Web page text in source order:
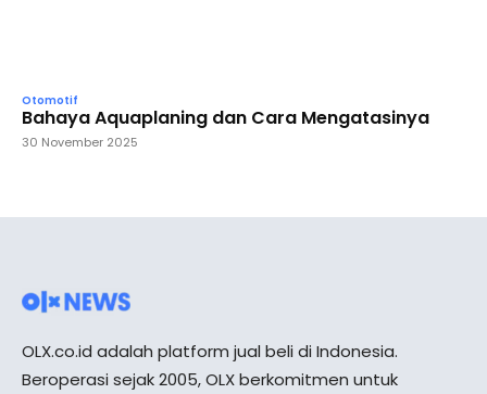
Otomotif
Bahaya Aquaplaning dan Cara Mengatasinya
30 November 2025
OLX.co.id adalah platform jual beli di Indonesia.
Beroperasi sejak 2005, OLX berkomitmen untuk